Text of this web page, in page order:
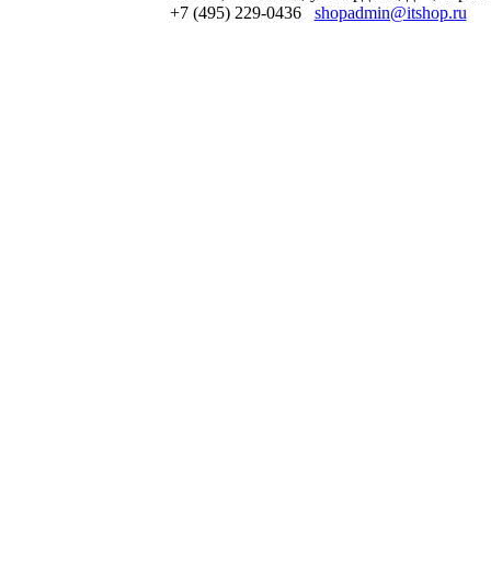
+7 (495) 229-0436 shopadmin@itshop.ru